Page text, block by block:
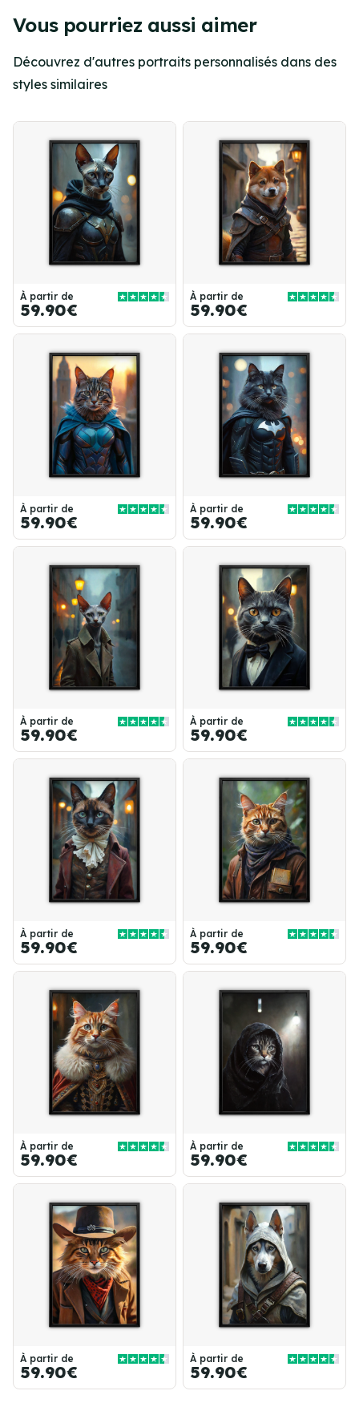
Vous pourriez aussi aimer
Découvrez d'autres portraits personnalisés dans des
styles similaires
À partir de
59.90€
À partir de
59.90€
À partir de
59.90€
À partir de
59.90€
À partir de
59.90€
À partir de
59.90€
À partir de
59.90€
À partir de
59.90€
À partir de
59.90€
À partir de
59.90€
À partir de
59.90€
À partir de
59.90€